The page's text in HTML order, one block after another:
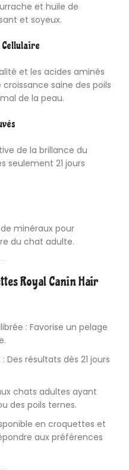
et huile de
et soyeux.
et les acides aminés
saine des poils
de la peau.
de la brillance du
seulement 21 jours
minéraux pour
du chat adulte.
Royal Canin Hair
: Favorise un pelage
Des résultats dès 21 jours
chats adultes ayant
des poils ternes.
en croquettes et
aux préférences